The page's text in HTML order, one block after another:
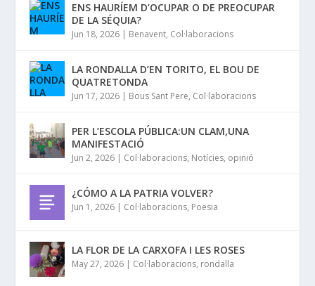
ENS HAURÍEM D’OCUPAR O DE PREOCUPAR
DE LA SÉQUIA?
Jun 18, 2026 | Benavent, Col·laboracions
LA RONDALLA D’EN TORITO, EL BOU DE
QUATRETONDA
Jun 17, 2026 | Bous Sant Pere, Col·laboracions
PER L’ESCOLA PÚBLICA:UN CLAM,UNA
MANIFESTACIÓ
Jun 2, 2026 | Col·laboracions, Notícies, opinió
¿CÓMO A LA PATRIA VOLVER?
Jun 1, 2026 | Col·laboracions, Poesia
LA FLOR DE LA CARXOFA I LES ROSES
May 27, 2026 | Col·laboracions, rondalla